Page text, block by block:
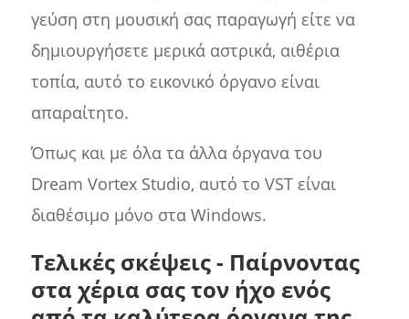
γεύση στη μουσική σας παραγωγή είτε να
δημιουργήσετε μερικά αστρικά, αιθέρια
τοπία, αυτό το εικονικό όργανο είναι
απαραίτητο.
Όπως και με όλα τα άλλα όργανα του
Dream Vortex Studio, αυτό το VST είναι
διαθέσιμο μόνο στα Windows.
Τελικές σκέψεις - Παίρνοντας
στα χέρια σας τον ήχο ενός